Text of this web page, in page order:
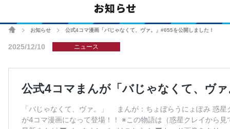
お知らせ
ホームお知らせ 公式4コマ漫画「バじゃなくて、ヴァ。」#055を公開しました！
2025/12/10 ニュース